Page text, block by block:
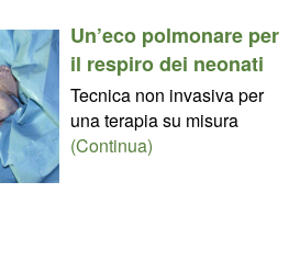
Un’eco polmonare per
il respiro dei neonati
Tecnica non invasiva per
una terapia su misura
(Continua)